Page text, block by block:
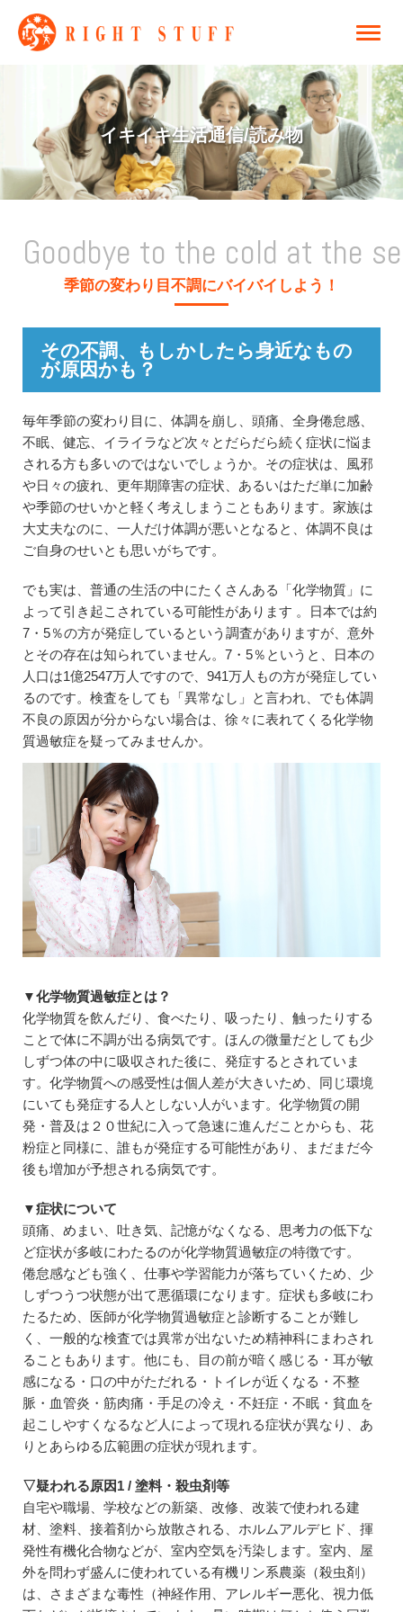
イキイキ生活通信/読み物
Goodbye to the cold at the
季節の変わり目不調にバイバイしよう！
その不調、もしかしたら身近なもの
が原因かも？
毎年季節の変わり目に、体調を崩し、頭痛、全身倦怠感、
不眠、健忘、イライラなど次々とだらだら続く症状に悩ま
される方も多いのではないでしょうか。その症状は、風邪
や日々の疲れ、更年期障害の症状、あるいはただ単に加齢
や季節のせいかと軽く考えしまうこともあります。家族は
大丈夫なのに、一人だけ体調が悪いとなると、体調不良は
ご自身のせいとも思いがちです。
でも実は、普通の生活の中にたくさんある「化学物質」に
よって引き起こされている可能性があります 。日本では約
7・5％の方が発症しているという調査がありますが、意外
とその存在は知られていません。7・5％というと、日本の
人口は1億2547万人ですので、941万人もの方が発症してい
るのです。検査をしても「異常なし」と言われ、でも体調
不良の原因が分からない場合は、徐々に表れてくる化学物
質過敏症を疑ってみませんか。
▼化学物質過敏症とは？
化学物質を飲んだり、食べたり、吸ったり、触ったりする
ことで体に不調が出る病気です。ほんの微量だとしても少
しずつ体の中に吸収された後に、発症するとされていま
す。化学物質への感受性は個人差が大きいため、同じ環境
にいても発症する人としない人がいます。化学物質の開
発・普及は２０世紀に入って急速に進んだことからも、花
粉症と同様に、誰もが発症する可能性があり、まだまだ今
後も増加が予想される病気です。
▼症状について
頭痛、めまい、吐き気、記憶がなくなる、思考力の低下な
ど症状が多岐にわたるのが化学物質過敏症の特徴です。
倦怠感なども強く、仕事や学習能力が落ちていくため、少
しずつうつ状態が出て悪循環になります。症状も多岐にわ
たるため、医師が化学物質過敏症と診断することが難し
く、一般的な検査では異常が出ないため精神科にまわされ
ることもあります。他にも、目の前が暗く感じる・耳が敏
感になる・口の中がただれる・トイレが近くなる・不整
脈・血管炎・筋肉痛・手足の冷え・不妊症・不眠・貧血を
起こしやすくなるなど人によって現れる症状が異なり、あ
りとあらゆる広範囲の症状が現れます。
▽疑われる原因1 / 塗料・殺虫剤等
自宅や職場、学校などの新築、改修、改装で使われる建
材、塗料、接着剤から放散される、ホルムアルデヒド、揮
発性有機化合物などが、室内空気を汚染します。室内、屋
外を問わず盛んに使われている有機リン系農薬（殺虫剤）
は、さまざまな毒性（神経作用、アレルギー悪化、視力低